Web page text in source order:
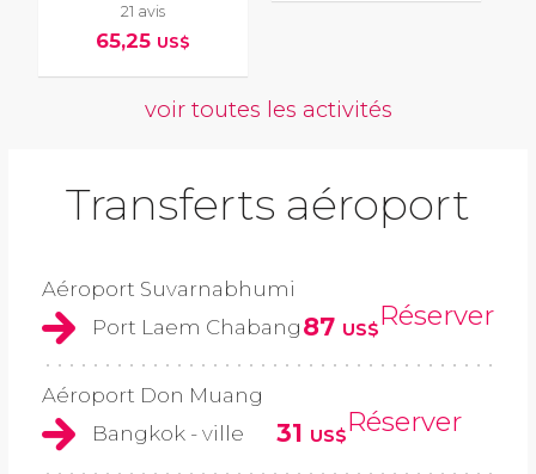
21 avis
65,25 US$
voir toutes les activités
Transferts aéroport
Aéroport Suvarnabhumi
Port Laem Chabang 87 US$Réserver
Aéroport Don Muang
Bangkok - ville
31 US$Réserver